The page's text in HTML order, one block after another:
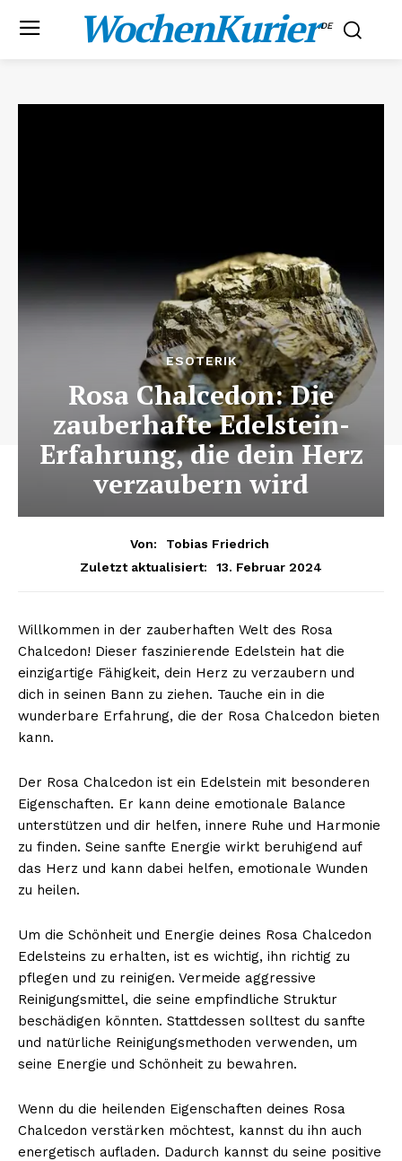
WochenKurier.DE
ESOTERIK
Rosa Chalcedon: Die
zauberhafte Edelstein-
Erfahrung, die dein Herz
verzaubern wird
Von:
Tobias Friedrich
Zuletzt aktualisiert:
13. Februar 2024
Willkommen in der zauberhaften Welt des Rosa
Chalcedon! Dieser faszinierende Edelstein hat die
einzigartige Fähigkeit, dein Herz zu verzaubern und
dich in seinen Bann zu ziehen. Tauche ein in die
wunderbare Erfahrung, die der Rosa Chalcedon bieten
kann.
Der Rosa Chalcedon ist ein Edelstein mit besonderen
Eigenschaften. Er kann deine emotionale Balance
unterstützen und dir helfen, innere Ruhe und Harmonie
zu finden. Seine sanfte Energie wirkt beruhigend auf
das Herz und kann dabei helfen, emotionale Wunden
zu heilen.
Um die Schönheit und Energie deines Rosa Chalcedon
Edelsteins zu erhalten, ist es wichtig, ihn richtig zu
pflegen und zu reinigen. Vermeide aggressive
Reinigungsmittel, die seine empfindliche Struktur
beschädigen könnten. Stattdessen solltest du sanfte
und natürliche Reinigungsmethoden verwenden, um
seine Energie und Schönheit zu bewahren.
Wenn du die heilenden Eigenschaften deines Rosa
Chalcedon verstärken möchtest, kannst du ihn auch
energetisch aufladen. Dadurch kannst du seine positive